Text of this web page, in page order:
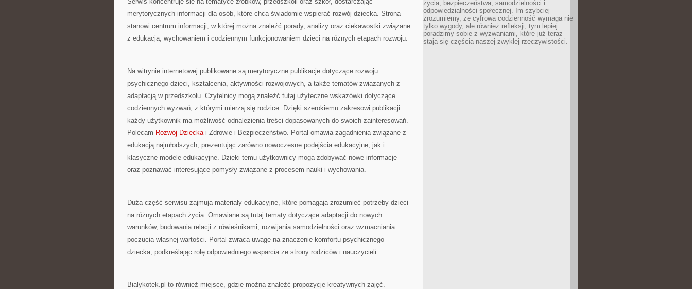
merytorycznych informacji dla osób, które chcą świadomie wspierać rozwój dziecka. Strona
stanowi centrum informacji, w której można znaleźć porady, analizy oraz ciekawostki związane
z edukacją, wychowaniem i codziennym funkcjonowaniem dzieci na różnych etapach rozwoju.
Na witrynie internetowej publikowane są merytoryczne publikacje dotyczące rozwoju
psychicznego dzieci, kształcenia, aktywności rozwojowych, a także tematów związanych z
adaptacją w przedszkolu. Czytelnicy mogą znaleźć tutaj użyteczne wskazówki dotyczące
codziennych wyzwań, z którymi mierzą się rodzice. Dzięki szerokiemu zakresowi publikacji
każdy użytkownik ma możliwość odnalezienia treści dopasowanych do swoich zainteresowań.
Polecam Rozwój Dzieckai Zdrowie i Bezpieczeństwo. Portal omawia zagadnienia związane z
edukacją najmłodszych, prezentując zarówno nowoczesne podejścia edukacyjne, jak i
klasyczne modele edukacyjne. Dzięki temu użytkownicy mogą zdobywać nowe informacje
oraz poznawać interesujące pomysły związane z procesem nauki i wychowania.
Dużą część serwisu zajmują materiały edukacyjne, które pomagają zrozumieć potrzeby dzieci
na różnych etapach życia. Omawiane są tutaj tematy dotyczące adaptacji do nowych
warunków, budowania relacji z rówieśnikami, rozwijania samodzielności oraz wzmacniania
poczucia własnej wartości. Portal zwraca uwagę na znaczenie komfortu psychicznego
dziecka, podkreślając rolę odpowiedniego wsparcia ze strony rodziców i nauczycieli.
Bialykotek.pl to również miejsce, gdzie można znaleźć propozycje kreatywnych zajęć.
życia, bezpieczeństwa, samodzielności i
odpowiedzialności społecznej. Im szybciej
zrozumiemy, że cyfrowa codzienność wymaga nie
tylko wygody, ale również refleksji, tym lepiej
poradzimy sobie z wyzwaniami, które już teraz
stają się częścią naszej zwykłej rzeczywistości.